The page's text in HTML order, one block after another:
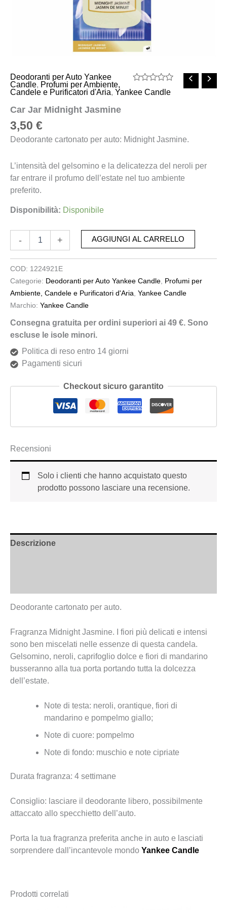
Valutato
0
Deodoranti per Auto Yankee
Candle, Profumi per Ambiente,
Candele e Purificatori d'Aria, Yankee Candle
Car Jar Midnight Jasmine
3,50 €
Deodorante cartonato per auto: Midnight Jasmine.
L’intensità del gelsomino e la delicatezza del neroli per
far entrare il profumo dell’estate nel tuo ambiente
preferito.
Disponibilità: Disponibile
- + AGGIUNGI AL CARRELLO
COD: 1224921E
Categorie: Deodoranti per Auto Yankee Candle Profumi per
Ambiente, Candele e Purificatori d'Aria Yankee Candle
Marchio: Yankee Candle
Consegna gratuita per ordini superiori ai 49 €. Sono
escluse le isole minori.
Politica di reso entro 14 giorni
Pagamenti sicuri
Checkout sicuro garantito
Recensioni
Solo i clienti che hanno acquistato questo
prodotto possono lasciare una recensione.
Descrizione
Deodorante cartonato per auto.
Fragranza Midnight Jasmine. I fiori più delicati e intensi
sono ben miscelati nelle essenze di questa candela.
Gelsomino, neroli, caprifoglio dolce e fiori di mandarino
busseranno alla tua porta portando tutta la dolcezza
dell’estate.
Note di testa: neroli, orantique, fiori di
mandarino e pompelmo giallo;
Note di cuore: pompelmo
Note di fondo: muschio e note cipriate
Durata fragranza: 4 settimane
Consiglio: lasciare il deodorante libero, possibilmente
attaccato allo specchietto dell’auto.
Porta la tua fragranza preferita anche in auto e lasciati
sorprendere dall’incantevole mondo Yankee Candle
Prodotti correlati